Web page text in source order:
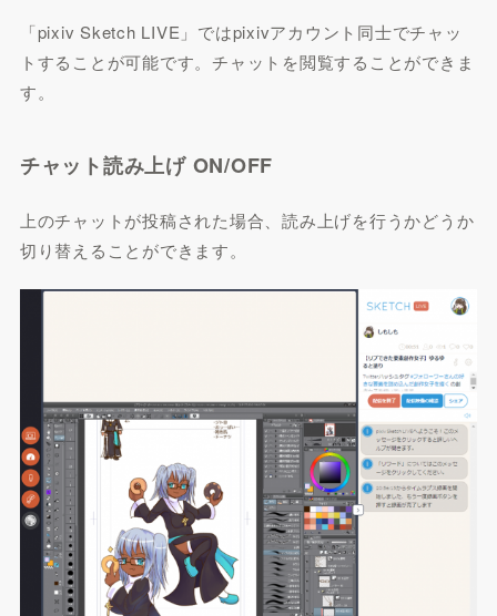
「pixiv Sketch LIVE」ではpixivアカウント同士でチャッ
トすることが可能です。チャットを閲覧することができま
す。
チャット読み上げ ON/OFF
上のチャットが投稿された場合、読み上げを行うかどうか
切り替えることができます。